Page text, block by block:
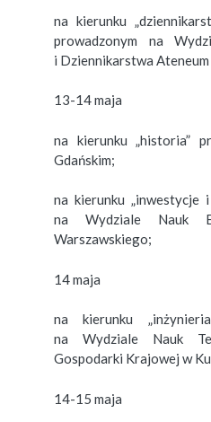
na kierunku
prowadzonym na
i Dziennikarstwa Ateneum
13-14 maja
na kierunku „historia”
Gdańskim;
na kierunku „inwestycje
na Wydziale Nauk
Warszawskiego;
14 maja
na kierunku
na Wydziale Nauk
Gospodarki Krajowej w
14-15 maja